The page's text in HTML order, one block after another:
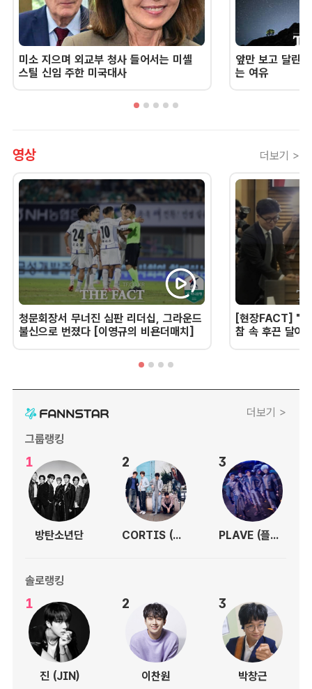
미소 지으며 외교부 청사 들어서는 미셸
스틸 신임 주한 미국대사
앞만 보고 달린
는 여유
영상 더보기 >
청문회장서 무너진 심판 리더십, 그라운드
불신으로 번졌다 [이영규의 비욘더매치]
[현장FACT] "한
참 속 후끈 달아
더보기 >
그룹랭킹
1
방탄소년단
2
CORTIS (코르티스)
3
PLAVE (플레이브)
솔로랭킹
1
진 (JIN)
2
이찬원
3
박창근